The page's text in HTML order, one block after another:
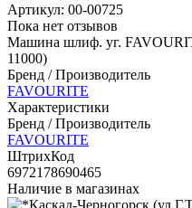
Артикул: 00-00725
Пока нет отзывов
Машина шлиф. уг.
11000)
Бренд / Производитель
FAVOURITE
Характеристики
Бренд / Производитель
FAVOURITE
ШтрихКод
6972178690465
Наличие в магазинах